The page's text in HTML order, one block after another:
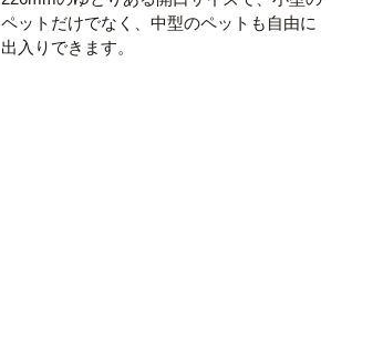
ペットだけでなく、中型のペットも自由に
出入りできます。